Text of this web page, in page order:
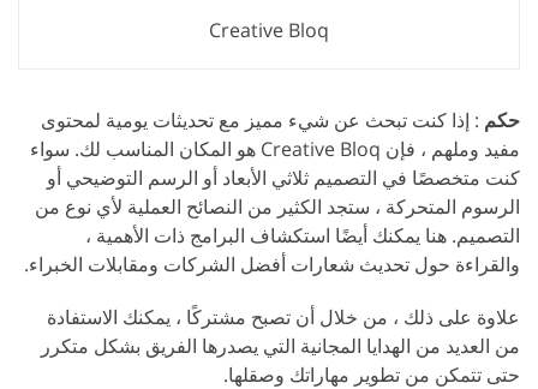
Creative Bloq
حكم : إذا كنت تبحث عن شيء مميز مع تحديثات يومية لمحتوى
مفيد وملهم ، فإن Creative Bloq هو المكان المناسب لك. سواء
كنت متخصصًا في التصميم ثلاثي الأبعاد أو الرسم التوضيحي أو
الرسوم المتحركة ، ستجد الكثير من النصائح العملية لأي نوع من
التصميم. هنا يمكنك أيضًا استكشاف البرامج ذات الأهمية ،
والقراءة حول تحديث شعارات أفضل الشركات ومقابلات الخبراء.
علاوة على ذلك ، من خلال أن تصبح مشتركًا ، يمكنك الاستفادة
من العديد من الهدايا المجانية التي يصدرها الفريق بشكل متكرر
حتى تتمكن من تطوير مهاراتك وصقلها.